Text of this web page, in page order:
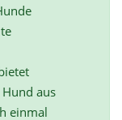
aus
einmal